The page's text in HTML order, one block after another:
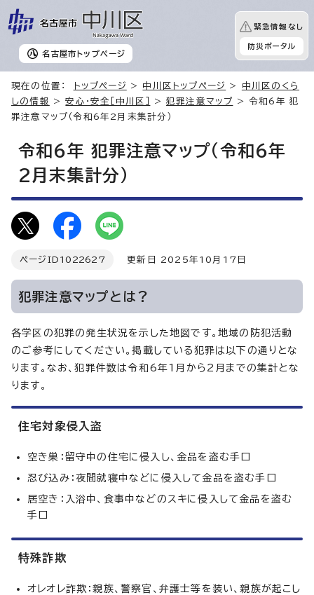
名古屋市 トップページ
緊急情報なし
防災ポータル
現在の位置： トップページ > 中川区トップページ > 中川区のくら
しの情報
>安心・安全［中川区］ >犯罪注意マップ
> 令和6年 犯
罪注意マップ（令和6年2月末集計分）
令和6年 犯罪注意マップ（令和6年
2月末集計分）
ページID 1022627 更新日 2025年10月17日
犯罪注意マップとは？
各学区の犯罪の発生状況を示した地図です。地域の防犯活動
のご参考にしてください。掲載している犯罪は以下の通りとな
ります。なお、犯罪件数は令和6年1月から2月までの集計とな
ります。
住宅対象侵入盗
空き巣：留守中の住宅に侵入し、金品を盗む手口
忍び込み：夜間就寝中などに侵入して金品を盗む手口
居空き：入浴中、食事中などのスキに侵入して金品を盗む
手口
特殊詐欺
オレオレ詐欺：親族、警察官、弁護士等を装い、親族が起こし